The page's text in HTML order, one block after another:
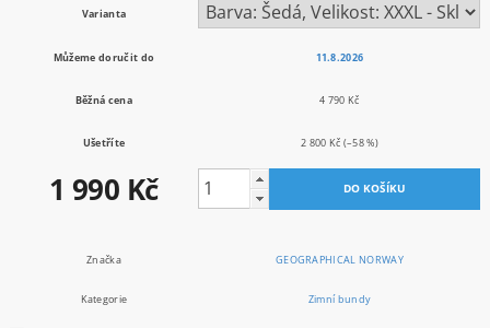
Varianta
Můžeme doručit do 11.8.2026
Běžná cena 4 790 Kč
Ušetříte 2 800 Kč (–58 %)
1 990 Kč
Značka GEOGRAPHICAL NORWAY
Kategorie Zimní bundy